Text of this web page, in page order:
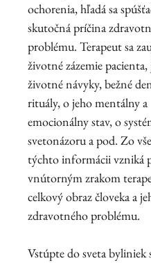
ochorenia, hľadá sa
skutočná príčina
problému. Terapeut sa
životné zázemie pacienta,
životné návyky, bežné
rituály, o jeho mentálny a
emocionálny stav, o
svetonázoru a pod. Zo
týchto informácii vzniká
vnútorným zrakom
celkový obraz človeka a
zdravotného problému.
Vstúpte do sveta byliniek